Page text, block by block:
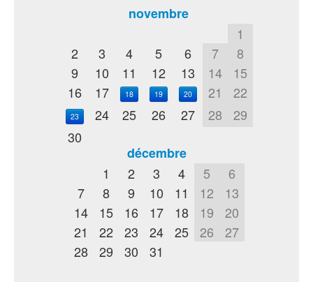
novembre
1
2
3 4 5 6 7
8
9
10 11 12 13 14
15
16
17 18 19 20 21 22
23 24 25 26 27 28
29
30
décembre
1
2 3 4 5
6
7
8 9 10 11 12
13
14
15 16 17 18 19
20
21
22 23 24 25 26
27
28
29 30 31